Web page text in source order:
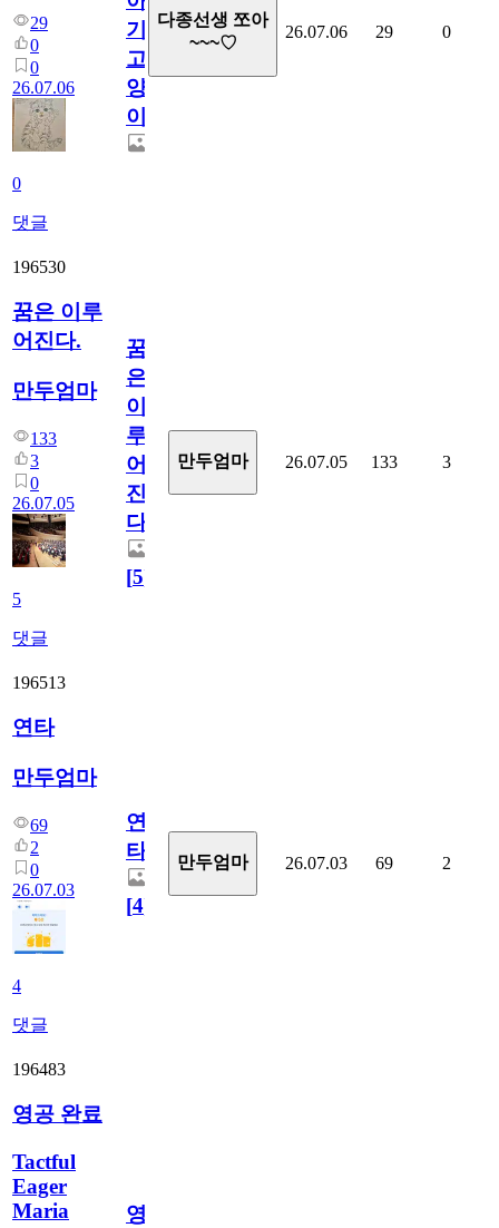
29
0
0
26.07.06
0
댓글
기
고
양
이
다종선생 쪼아
~~~♡
26.07.06 29 0
196530
꿈은 이루
어진다.
만두엄마
133
3
0
26.07.05
5
댓글
꿈
은
이
루
어
진
다.
[5]
만두엄마 26.07.05 133 3
196513
연타
만두엄마
69
2
0
26.07.03
4
댓글
연
타
[4]
만두엄마 26.07.03 69 2
196483
영공 완료
Tactful
Eager
Maria
영